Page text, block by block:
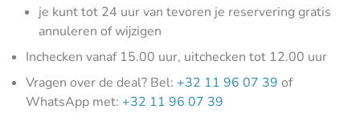
je kunt tot 24 uur van tevoren je reservering gratis
annuleren of wijzigen
Inchecken vanaf 15.00 uur, uitchecken tot 12.00 uur
Vragen over de deal? Bel: +32 11 96 07 39 of
WhatsApp met: +32 11 96 07 39